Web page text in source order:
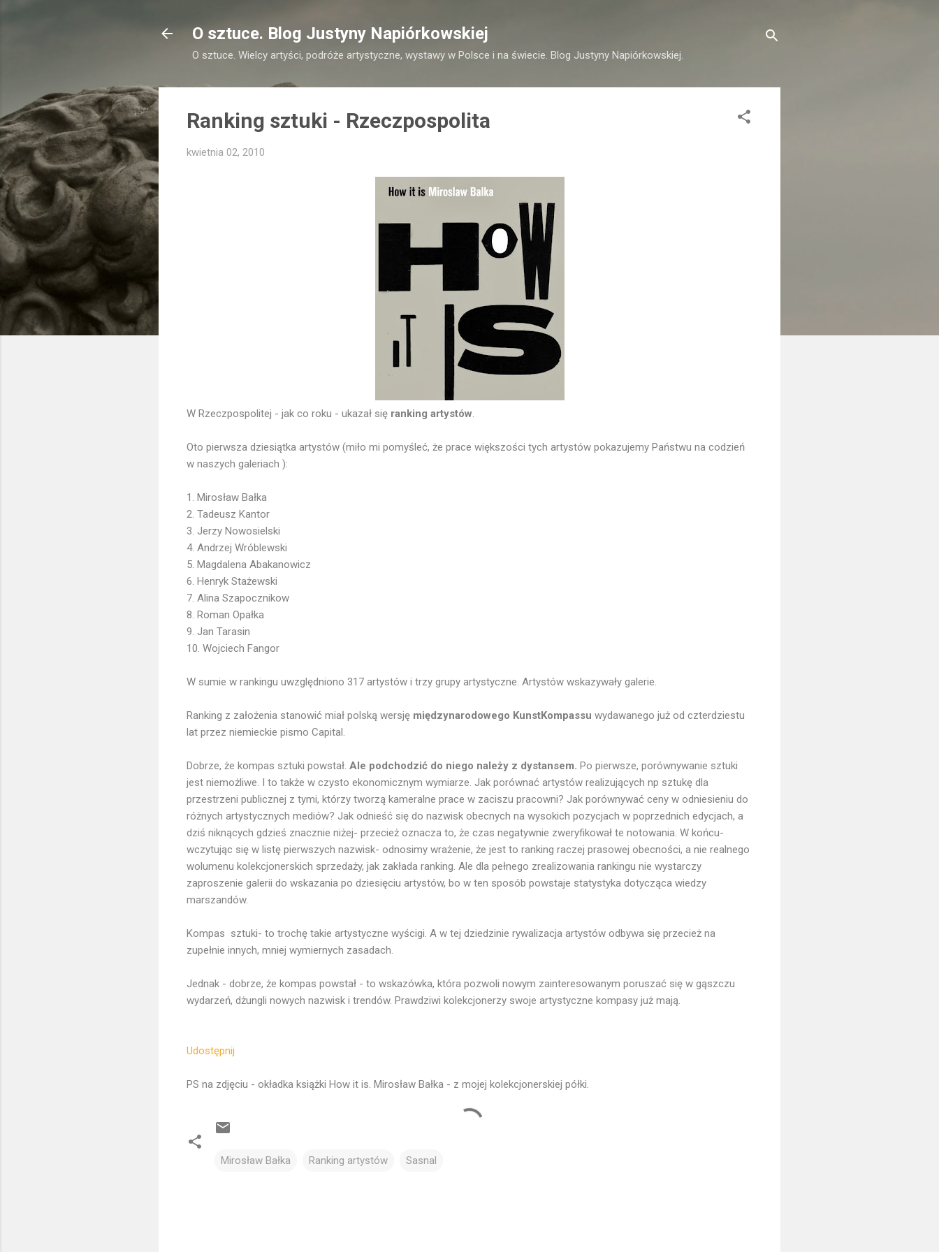
O sztuce. Blog Justyny Napiórkowskiej
O sztuce. Wielcy artyści, podróże artystyczne, wystawy w Polsce i na świecie. Blog Justyny Napiórkowskiej.
Ranking sztuki - Rzeczpospolita
kwietnia 02, 2010
W Rzeczpospolitej - jak co roku - ukazał się ranking artystów
Oto pierwsza dziesiątka artystów (miło mi pomyśleć, że prace większości tych artystów pokazujemy Państwu na codzień
w naszych galeriach ):
1. Mirosław Bałka
2. Tadeusz Kantor
3. Jerzy Nowosielski
4. Andrzej Wróblewski
5. Magdalena Abakanowicz
6. Henryk Stażewski
7. Alina Szapocznikow
8. Roman Opałka
9. Jan Tarasin
10. Wojciech Fangor
W sumie w rankingu uwzględniono 317 artystów i trzy grupy artystyczne. Artystów wskazywały galerie.
Ranking z założenia stanowić miał polską wersję międzynarodowego KunstKompassu wydawanego już od czterdziestu
lat przez niemieckie pismo Capital.
Dobrze, że kompas sztuki powstał. Ale podchodzić do niego należy z dystansem. Po pierwsze, porównywanie sztuki
jest niemożliwe. I to także w czysto ekonomicznym wymiarze. Jak porównać artystów realizujących np sztukę dla
przestrzeni publicznej z tymi, którzy tworzą kameralne prace w zaciszu pracowni? Jak porównywać ceny w odniesieniu do
różnych artystycznych mediów? Jak odnieść się do nazwisk obecnych na wysokich pozycjach w poprzednich edycjach, a
dziś niknących gdzieś znacznie niżej- przecież oznacza to, że czas negatywnie zweryfikował te notowania. W końcu-
wczytując się w listę pierwszych nazwisk- odnosimy wrażenie, że jest to ranking raczej prasowej obecności, a nie realnego
wolumenu kolekcjonerskich sprzedaży, jak zakłada ranking. Ale dla pełnego zrealizowania rankingu nie wystarczy
zaproszenie galerii do wskazania po dziesięciu artystów, bo w ten sposób powstaje statystyka dotycząca wiedzy
marszandów.
Kompas sztuki- to trochę takie artystyczne wyścigi. A w tej dziedzinie rywalizacja artystów odbywa się przecież na
zupełnie innych, mniej wymiernych zasadach.
Jednak - dobrze, że kompas powstał - to wskazówka, która pozwoli nowym zainteresowanym poruszać się w gąszczu
wydarzeń, dżungli nowych nazwisk i trendów. Prawdziwi kolekcjonerzy swoje artystyczne kompasy już mają.
Udostępnij
PS na zdjęciu - okładka książki How it is. Mirosław Bałka - z mojej kolekcjonerskiej półki.
Mirosław Bałka Ranking artystów Sasnal